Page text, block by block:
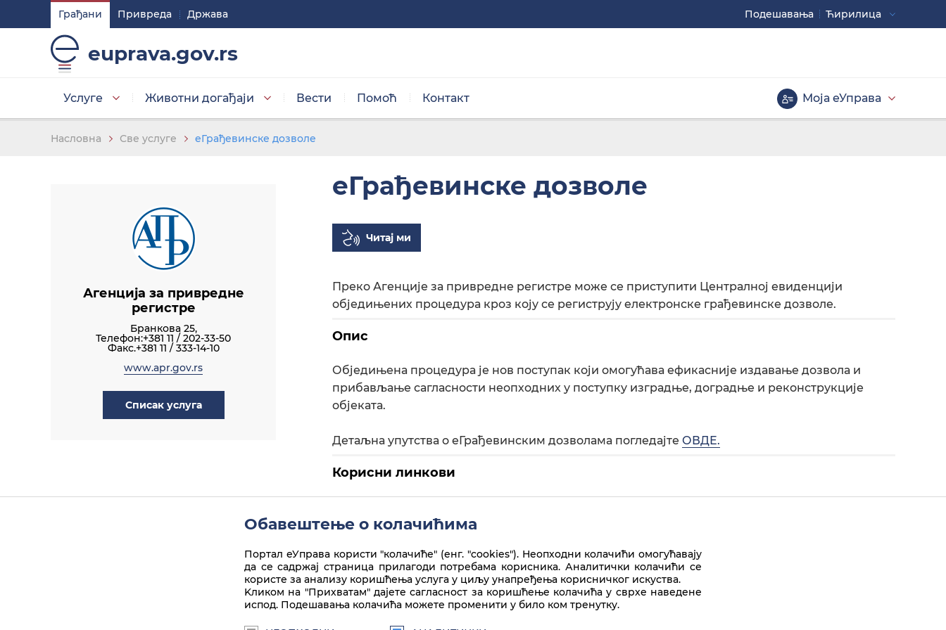
Грађани Привреда Држава
euprava.gov.rs
Моја еУправа
Услуге Животни догађаји Вести Помоћ Контакт
Ћирилица
Подешавaња
Подешавaња
Изаберите стил приказа слова
Основна тема
Насловна Све услуге еГрађевинске дозволе
Агенција за привредне
регистре
Бранкова 25,
Телефон:+381 11 / 202-33-50
Факс.+381 11 / 333-14-10
www.apr.gov.rs
Списак услуга
еГрађевинске дозволе
Читај ми
Преко Агенције за привредне регистре може се приступити Централној евиденцији
обједињених процедура кроз коју се региструју електронске грађевинске дозволе.
Опис
Обједињена процедура је нов поступак који омогућава ефикасније издавање дозвола и
прибављање сагласности неопходних у поступку изградње, доградње и реконструкције
објеката.
Детаљна упутства о еГрађевинским дозволама погледајте ОВДЕ.
Корисни линкови
Обавештење о колачићима
Портал еУправа користи "колачиће" (енг. "cookies"). Неопходни колачићи омогућавају
да се садржај страница прилагоди потребама корисника. Аналитички колачићи се
користе за анализу коришћења услуга у циљу унапређења корисничког искуства.
Kликом на "Прихватам" дајете сагласност за коришћење колачића у сврхе наведене
испод. Подешавања колачића можете променити у било ком тренутку.